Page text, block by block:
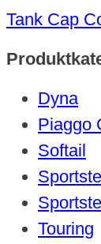
Tank Cap
Dyna
Piaggo
Softail
Touring